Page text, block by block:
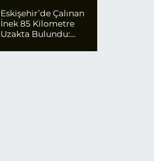
İçin Net Rakam
Eskişehir’de Çalınan
İnek 85 Kilometre
Uzakta Bulundu:
Liradan Satılıyor